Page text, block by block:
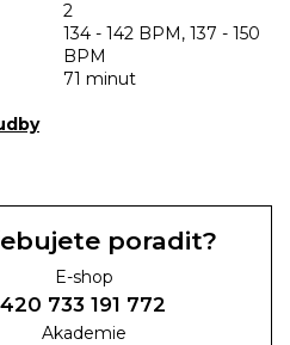
2
134 - 142 BPM, 137 - 150
BPM
71 minut
poradit?
E-shop
733 191 772
Akademie